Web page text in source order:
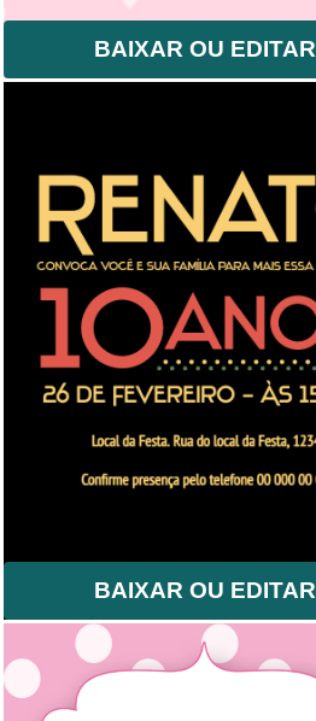
BAIXAR OU EDITAR
BAIXAR OU EDITAR